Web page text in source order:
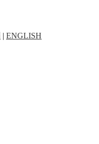
| ENGLISH